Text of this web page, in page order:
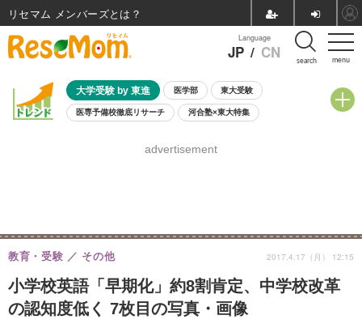
menu
Language
JP / CN search
大学受験 by 東進 医学部 東大受験
医専予備校徹底リサーチ 河合塾×東大特集
8月開催学校説明会・相談会
advertisement
小学校英語「早期化」約8割肯定、中学校改革
の認知度低く 7枚目の写真・画像
教育・受験 その他 2017.4.17（月） 12:15
リセマム メンバーズ